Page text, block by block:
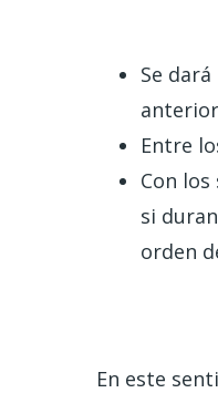
Se
Entre
Con
si
orden
En este